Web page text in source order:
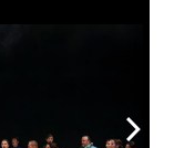
arrow_forward_ios